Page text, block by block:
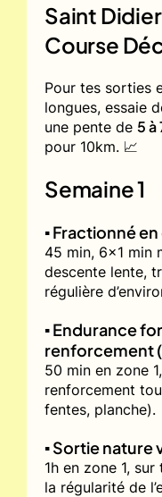
Saint
Course
Pour tes sorties
longues, essaie
une pente de 5 à
pour 10km. 📈
Semaine 1
▪️ Fractionné
45 min, 6x1 min
descente lente,
régulière
▪️ Endurance
renforcement
50 min en zone
renforcement
fentes, planche).
▪️ Sortie nature
1h en zone 1,
la régularité de